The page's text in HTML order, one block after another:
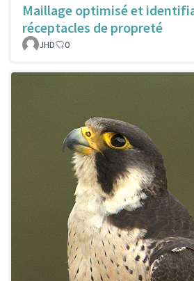
Maillage optimisé et
réceptacles de propreté
JHD 0